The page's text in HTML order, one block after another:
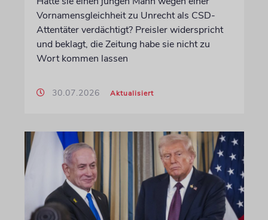
Vornamensgleichheit zu Unrecht als CSD-
Attentäter verdächtigt? Preisler widerspricht
und beklagt, die Zeitung habe sie nicht zu
Wort kommen lassen
30.07.2026 Aktualisiert